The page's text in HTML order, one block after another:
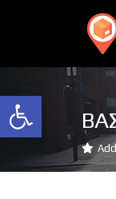
Ανοίξτε